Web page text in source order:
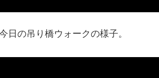
日の吊り橋ウォークの様子。